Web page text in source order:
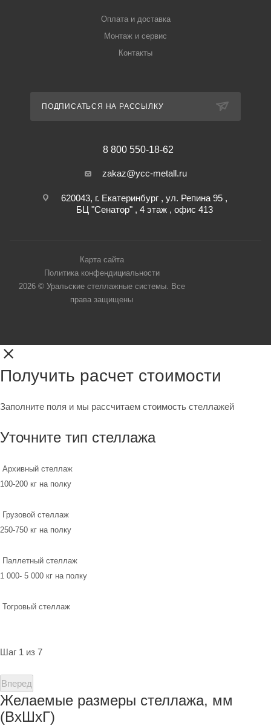
Оплата и доставка
Монтаж и сервис
Контакты
ПОДПИСАТЬСЯ НА РАССЫЛКУ
8 800 550-18-62
zakaz@ycc-metall.ru
620043, г. Екатеринбург , ул. Репина 95 ,
БЦ "Сенатор" , 4 этаж , офис 413
Карта сайта
Политика конфендициальности
2026 © Уральские стеллажные системы. Все
права защищены
Получить расчет стоимости
Заполните поля и мы рассчитаем стоимость стеллажей
Уточните тип стеллажа
Архивный стеллаж
100-200 кг на полку
Грузовой стеллаж
250-750 кг на полку
Паллетный стеллаж
1 000- 5 000 кг на полку
Тогровый стеллаж
Шаг 1 из 7
Вперед
Желаемые размеры стеллажа, мм
(ВхШхГ)